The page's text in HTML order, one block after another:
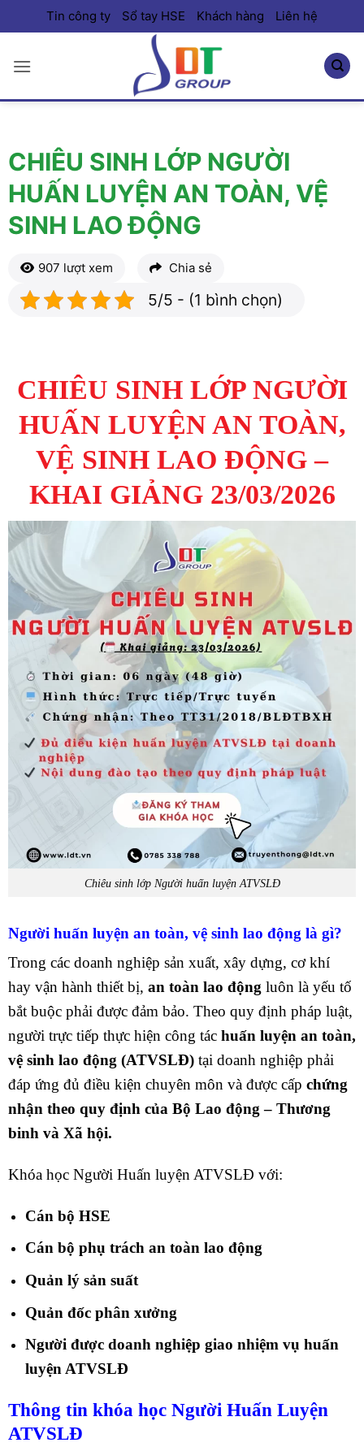
qua
dung
Tin công ty Sổ tay HSE Khách hàng Liên hệ
CHIÊU SINH LỚP NGƯỜI
HUẤN LUYỆN AN TOÀN, VỆ
SINH LAO ĐỘNG
907 lượt xem Chia sẻ
5/5 - (1 bình chọn)
CHIÊU SINH LỚP NGƯỜI
HUẤN LUYỆN AN TOÀN,
VỆ SINH LAO ĐỘNG –
KHAI GIẢNG 23/03/2026
Chiêu sinh lớp Người huấn luyện ATVSLĐ
Người huấn luyện an toàn, vệ sinh lao động là gì?
Trong các doanh nghiệp sản xuất, xây dựng, cơ khí
hay vận hành thiết bị, an toàn lao độngluôn là yếu tố
bắt buộc phải được đảm bảo. Theo quy định pháp luật,
người trực tiếp thực hiện công tác huấn luyện an toàn,
vệ sinh lao động (ATVSLĐ)tại doanh nghiệp phải
đáp ứng đủ điều kiện chuyên môn và được cấp chứng
nhận theo quy định của Bộ Lao động – Thương
binh và Xã hội.
Khóa học Người Huấn luyện ATVSLĐ với:
Cán bộ HSE
Cán bộ phụ trách an toàn lao động
Quản lý sản suất
Quản đốc phân xưởng
Người được doanh nghiệp giao nhiệm vụ huấn
luyện ATVSLĐ
Thông tin khóa học Người Huấn Luyện
ATVSLĐ